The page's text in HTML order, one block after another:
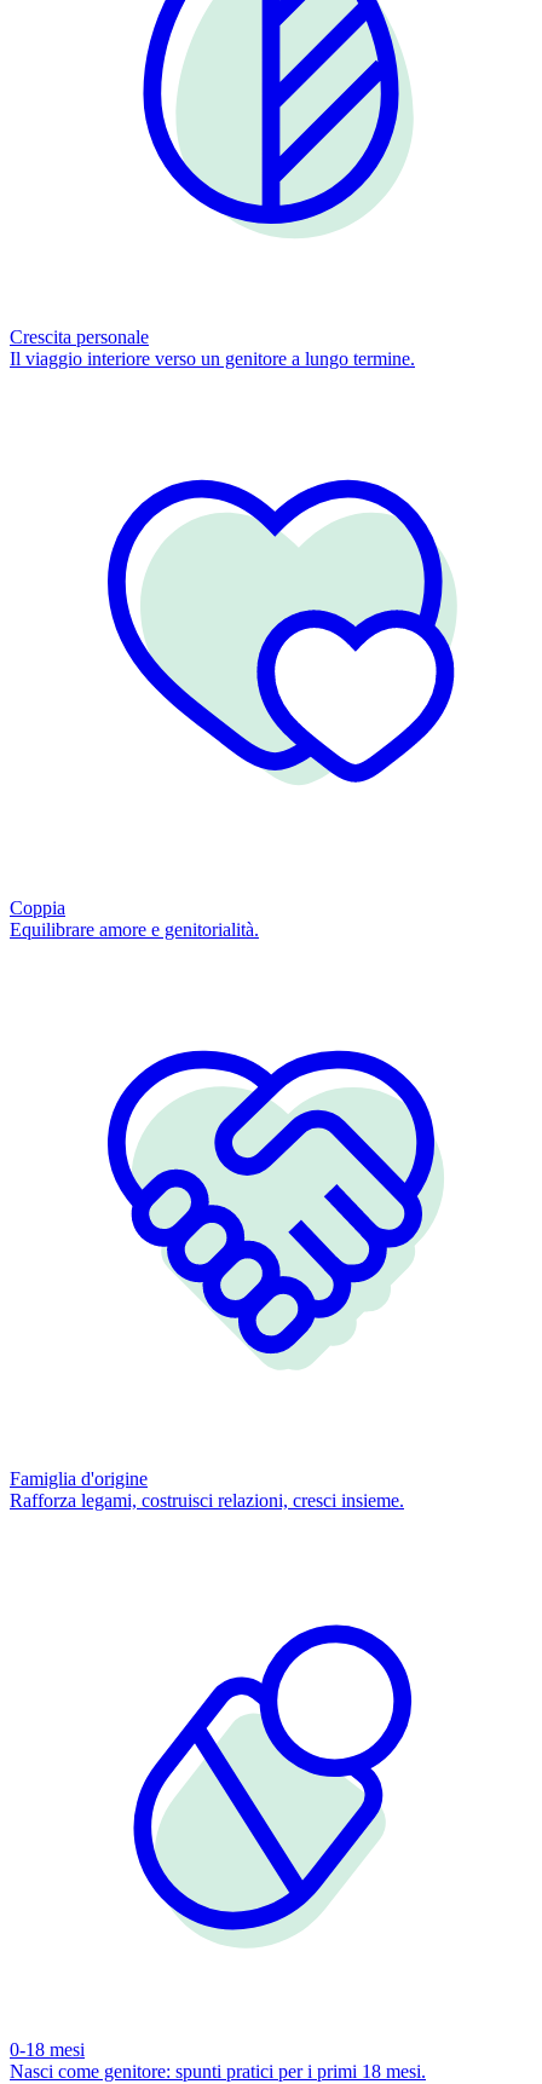
Crescita personale
Il viaggio interiore verso un genitore a lungo termine.
Coppia
Equilibrare amore e genitorialità.
Famiglia d'origine
Rafforza legami, costruisci relazioni, cresci insieme.
0-18 mesi
Nasci come genitore: spunti pratici per i primi 18 mesi.